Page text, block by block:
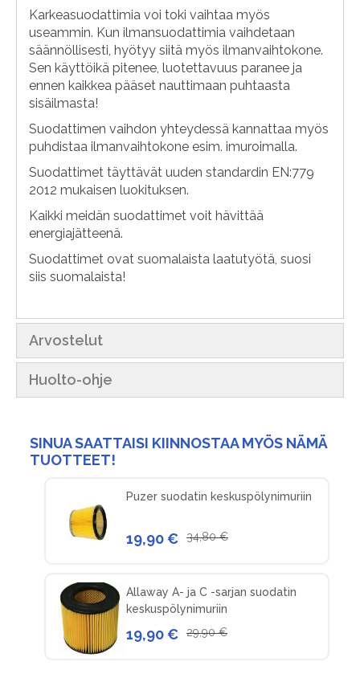
Karkeasuodattimia voi toki vaihtaa myös
useammin. Kun ilmansuodattimia vaihdetaan
säännöllisesti, hyötyy siitä myös ilmanvaihtokone.
Sen käyttöikä pitenee, luotettavuus paranee ja
ennen kaikkea pääset nauttimaan puhtaasta
sisäilmasta!
Suodattimen vaihdon yhteydessä kannattaa myös
puhdistaa ilmanvaihtokone esim. imuroimalla.
Suodattimet täyttävät uuden standardin EN:779
2012 mukaisen luokituksen.
Kaikki meidän suodattimet voit hävittää
energiajätteenä.
Suodattimet ovat suomalaista laatutyötä, suosi
siis suomalaista!
Arvostelut
Huolto-ohje
SINUA SAATTAISI KIINNOSTAA MYÖS NÄMÄ
TUOTTEET!
Puzer suodatin keskuspölynimuriin
19,90 € 34,80 €
Allaway A- ja C -sarjan suodatin
keskuspölynimuriin
19,90 € 29,90 €